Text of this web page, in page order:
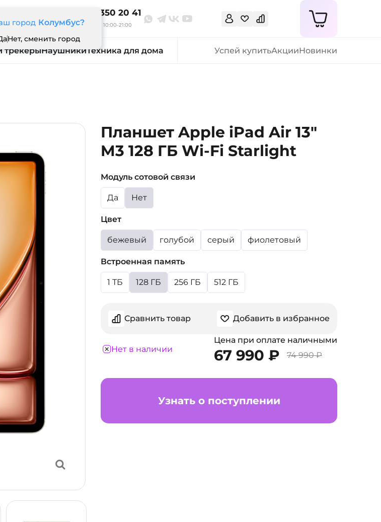
город Колумбус?
Нет, сменить город
8 800 350 20 41
Ежедневно 10:00-21:00
трекерыНаушникиТехника для дома Успей купитьАкцииНовинки
Планшет Apple iPad Air 13"
M3 128 ГБ Wi-Fi Starlight
Модуль сотовой связи
Да Нет
Цвет
бежевый голубой серый фиолетовый
Встроенная память
1 ТБ 128 ГБ 256 ГБ 512 ГБ
Сравнить товар Добавить в избранное
Нет в наличии
Цена при оплате наличными
67 990 ₽ 74 990 ₽
Узнать о поступлении